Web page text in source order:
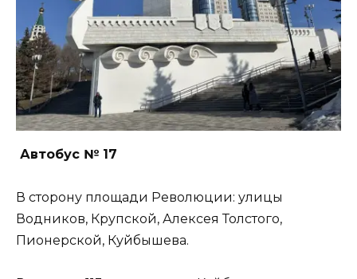
Автобус № 17
В сторону площади Революции: улицы
Водников, Крупской, Алексея Толстого,
Пионерской, Куйбышева.